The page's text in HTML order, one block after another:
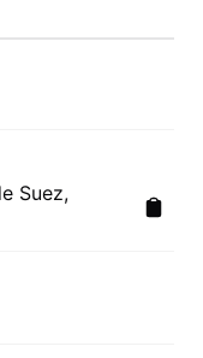
Suez,